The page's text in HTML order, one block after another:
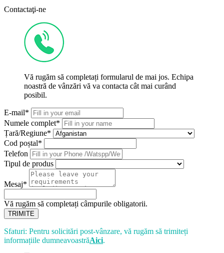
Contactaţi-ne
Vă rugăm să completați formularul de mai jos. Echipa
noastră de vânzări vă va contacta cât mai curând
posibil.
E-mail*
Numele complet*
Țară/Regiune*
Cod poștal*
Telefon
Tipul de produs
Mesaj*
Vă rugăm să completați câmpurile obligatorii.
TRIMITE
Sfaturi: Pentru solicitări post-vânzare, vă rugăm să trimiteți
informațiile dumneavoastrăAici.